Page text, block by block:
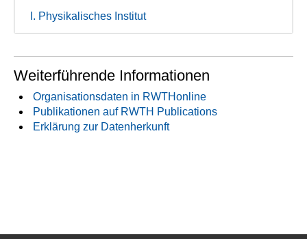
I. Physikalisches Institut
Weiterführende Informationen
Organisationsdaten in RWTHonline
Publikationen auf RWTH Publications
Erklärung zur Datenherkunft